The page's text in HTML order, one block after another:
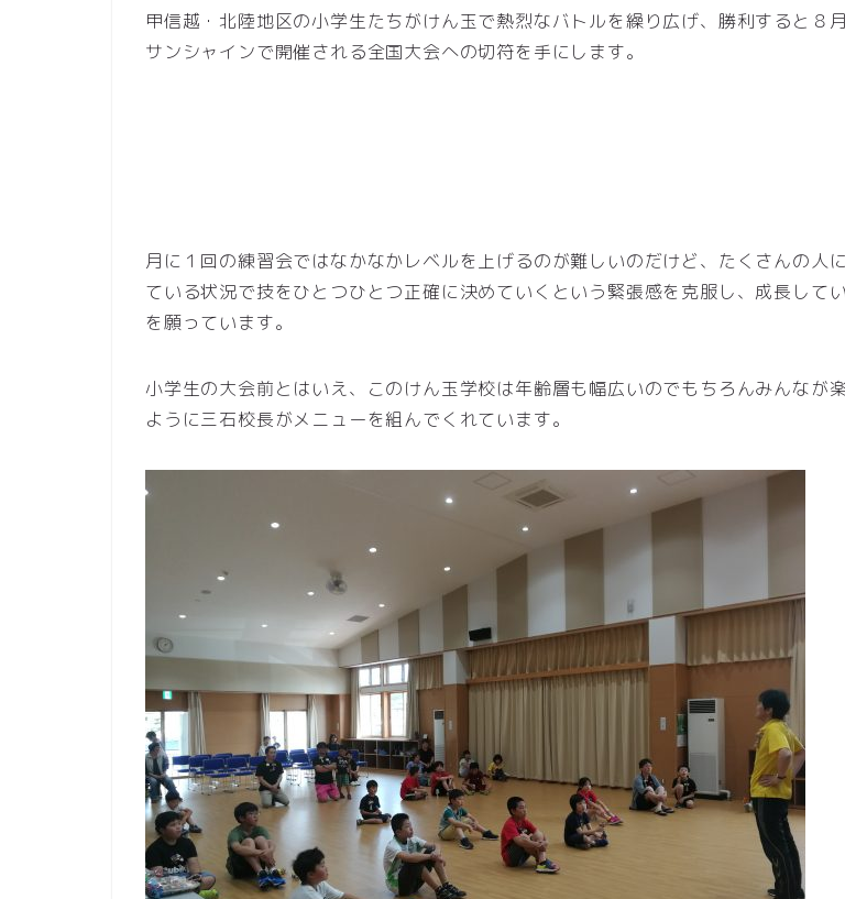
甲信越・北陸地区の小学生たちがけん玉で熱烈なバトルを繰り広げ、勝利すると８
サンシャインで開催される全国大会への切符を手にします。
月に１回の練習会ではなかなかレベルを上げるのが難しいのだけど、たくさんの人
ている状況で技をひとつひとつ正確に決めていくという緊張感を克服し、成長して
を願っています。
小学生の大会前とはいえ、このけん玉学校は年齢層も幅広いのでもちろんみんなが
ように三石校長がメニューを組んでくれています。